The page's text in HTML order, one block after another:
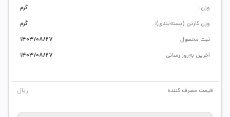
وزن:
گرم
وزن کارتن (بسته‌بندی):
گرم
ثبت محصول
1403/08/27
آخرین به‌روز رسانی
1403/08/27
قیمت مصرف کننده ریال